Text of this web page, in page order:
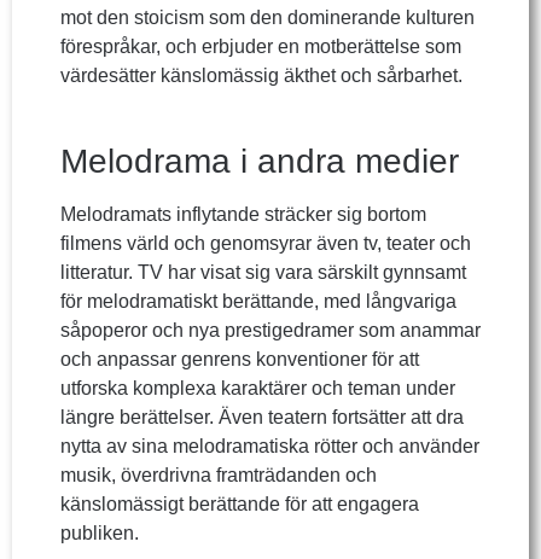
mot den stoicism som den dominerande kulturen
förespråkar, och erbjuder en motberättelse som
värdesätter känslomässig äkthet och sårbarhet.
Melodrama i andra medier
Melodramats inflytande sträcker sig bortom
filmens värld och genomsyrar även tv, teater och
litteratur. TV har visat sig vara särskilt gynnsamt
för melodramatiskt berättande, med långvariga
såpoperor och nya prestigedramer som anammar
och anpassar genrens konventioner för att
utforska komplexa karaktärer och teman under
längre berättelser. Även teatern fortsätter att dra
nytta av sina melodramatiska rötter och använder
musik, överdrivna framträdanden och
känslomässigt berättande för att engagera
publiken.